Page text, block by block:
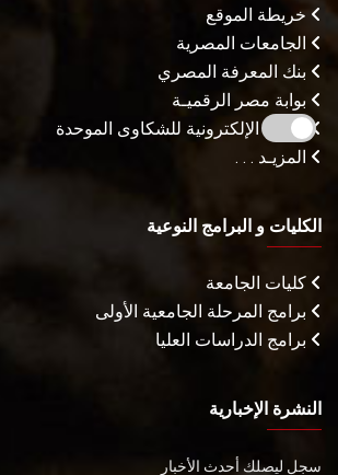
خريطة الموقع
الجامعات المصرية
بنك المعرفة المصري
بوابة مصر الرقميـة
البوابة الإلكترونية للشكاوى الموحدة
المزيـد . . .
الكليات و البرامج النوعية
كليات الجامعة
برامج المرحلة الجامعية الأولى
برامج الدراسات العليا
النشرة الإخبارية
سجل ليصلك أحدث الأخبار